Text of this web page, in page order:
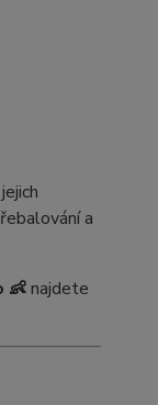
a
👶najdete